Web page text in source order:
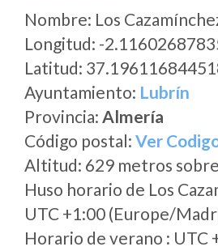
Nombre: Los
Longitud: -
Latitud:
Ayuntamiento: Lubrín
Provincia: Almería
Código postal: Ver
Altitud: 629 metros
Huso horario de Los
UTC +1:00 (Europe/
Horario de verano : UTC